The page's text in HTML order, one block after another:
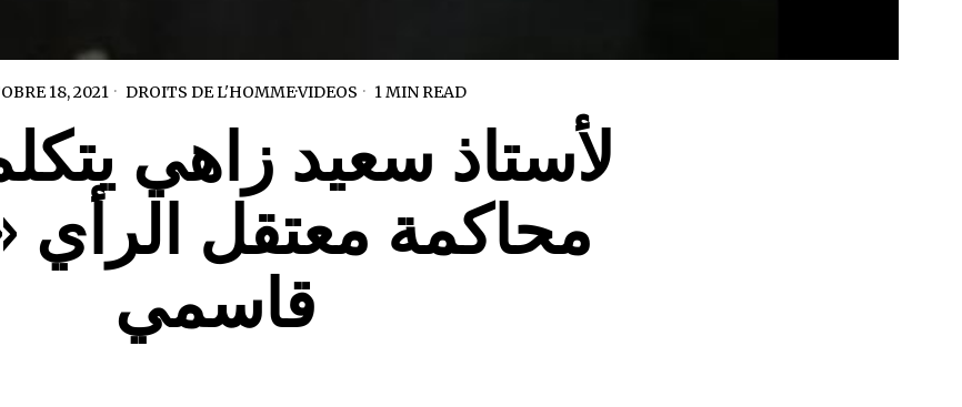
18, 2021 DROITS DE L'HOMME·VIDEOS 1 MIN READ
محاكمة معتقل الرأي
قاسمي